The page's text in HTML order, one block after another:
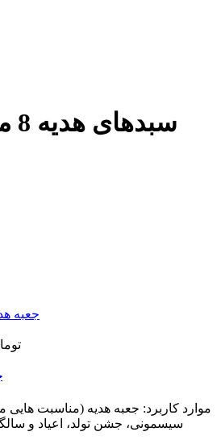
سبدهای هدیه
1,500,000
موارد کاربرد: جعبه هدیه (مناسبت هایی
سیسمونی، جشن تولد، اعیاد و